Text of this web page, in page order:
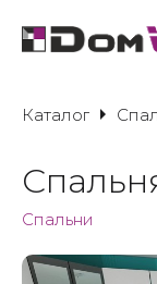
Каталог
Спальни